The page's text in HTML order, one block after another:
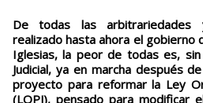
De todas las arbitrariedades
realizado hasta ahora el gobierno
Iglesias, la peor de todas es,
Judicial, ya en marcha después
proyecto para reformar la Ley
(LOPJ), pensado para modificar